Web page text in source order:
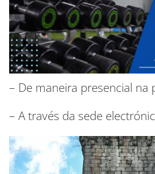
– De maneira presencial na
– A través da sede